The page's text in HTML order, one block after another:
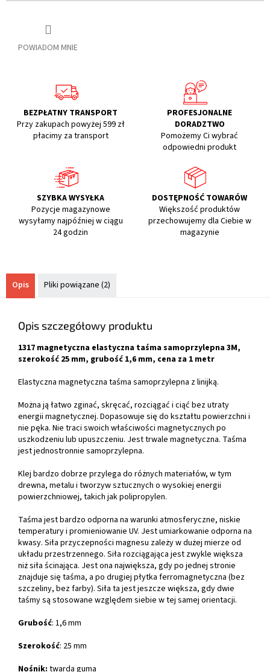
POWIADOM MNIE
BEZPŁATNY TRANSPORT
Przy zakupach powyżej 599 zł
płacimy za transport
PROFESJONALNE
DORADZTWO
Pomożemy Ci wybrać
odpowiedni produkt
SZYBKA WYSYŁKA
Pozycje magazynowe
wysyłamy najpóźniej w ciągu
24 godzin
DOSTĘPNOŚĆ TOWARÓW
Większość produktów
przechowujemy dla Ciebie w
magazynie
Opis Pliki powiązane (2)
Opis szczegółowy produktu
1317 magnetyczna elastyczna taśma samoprzylepna 3M,
szerokość 25 mm, grubość 1,6 mm, cena za 1 metr
Elastyczna magnetyczna taśma samoprzylepna z linijką.
Można ją łatwo zginać, skręcać, rozciągać i ciąć bez utraty
energii magnetycznej. Dopasowuje się do kształtu powierzchni i
nie pęka. Nie traci swoich właściwości magnetycznych po
uszkodzeniu lub upuszczeniu. Jest trwale magnetyczna. Taśma
jest jednostronnie samoprzylepna.
Klej bardzo dobrze przylega do różnych materiałów, w tym
drewna, metalu i tworzyw sztucznych o wysokiej energii
powierzchniowej, takich jak polipropylen.
Taśma jest bardzo odporna na warunki atmosferyczne, niskie
temperatury i promieniowanie UV. Jest umiarkowanie odporna na
kwasy. Siła przyczepności magnesu zależy w dużej mierze od
układu przestrzennego. Siła rozciągająca jest zwykle większa
niż siła ścinająca. Jest ona największa, gdy po jednej stronie
znajduje się taśma, a po drugiej płytka ferromagnetyczna (bez
szczeliny, bez farby). Siła ta jest jeszcze większa, gdy dwie
taśmy są stosowane względem siebie w tej samej orientacji.
Grubość: 1,6 mm
Szerokość: 25 mm
Nośnik: twarda guma